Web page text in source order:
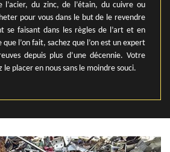
l’acier, du zinc, de l’étain, du cuivre ou
pour vous dans le but de le revendre
se faisant dans les règles de l’art et en
l’on fait, sachez que l’on est un expert
depuis plus d’une décennie. Votre
le placer en nous sans le moindre souci.